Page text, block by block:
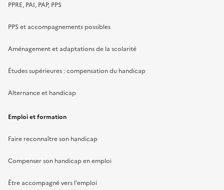
PPRE, PAI, PAP, PPS
PPS et accompagnements possibles
Aménagement et adaptations de la scolarité
Études supérieures : compensation du handicap
Alternance et handicap
Emploi et formation
Faire reconnaître son handicap
Compenser son handicap en emploi
Être accompagné vers l'emploi